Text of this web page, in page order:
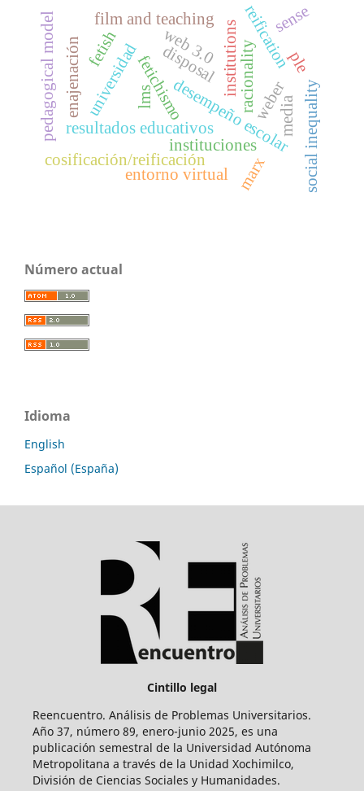
universidadfetichismo
resultados educativosdesempeño escolarsocial inequality
racionalityweber
institutions
instituciones
fetish disposal reification
enajenación
cosificación/reificación marx
media
film and teaching
ple
lms
entorno virtual
web 3.0
pedagogical model sense
Número actual
Idioma
English
Español (España)
Cintillo legal
Reencuentro. Análisis de Problemas Universitarios.
Año 37, número 89, enero-junio 2025, es una
publicación semestral de la Universidad Autónoma
Metropolitana a través de la Unidad Xochimilco,
División de Ciencias Sociales y Humanidades.